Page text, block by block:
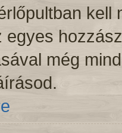
kell
egyes
még